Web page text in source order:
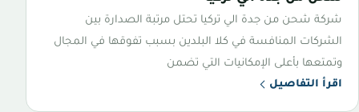
شركة شحن من جدة الي تركيا تحتل مرتبة الصدارة بين
الشركات المنافسة في كلا البلدين بسبب تفوقها في المجال
وتمتعها بأعلى الإمكانيات التي تضمن
اقرأ التفاصيل